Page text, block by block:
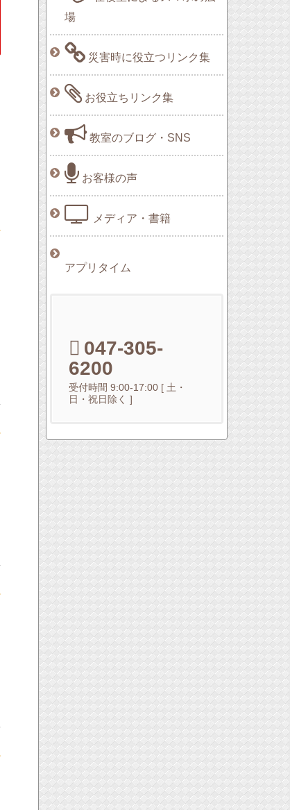
場
災害時に役立つリンク集
お役立ちリンク集
教室のブログ・SNS
お客様の声
メディア・書籍
アプリタイム
047-305-
6200
受付時間 9:00-17:00 [ 土・
日・祝日除く ]